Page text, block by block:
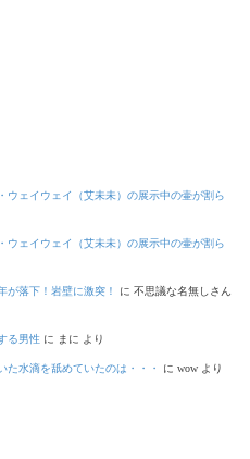
ウェイウェイ（艾未未）の展示中の壷が割ら
ウェイウェイ（艾未未）の展示中の壷が割ら
が落下！岩壁に激突！ に 不思議な名無しさん
る男性 に まに より
た水滴を舐めていたのは・・・ に wow より